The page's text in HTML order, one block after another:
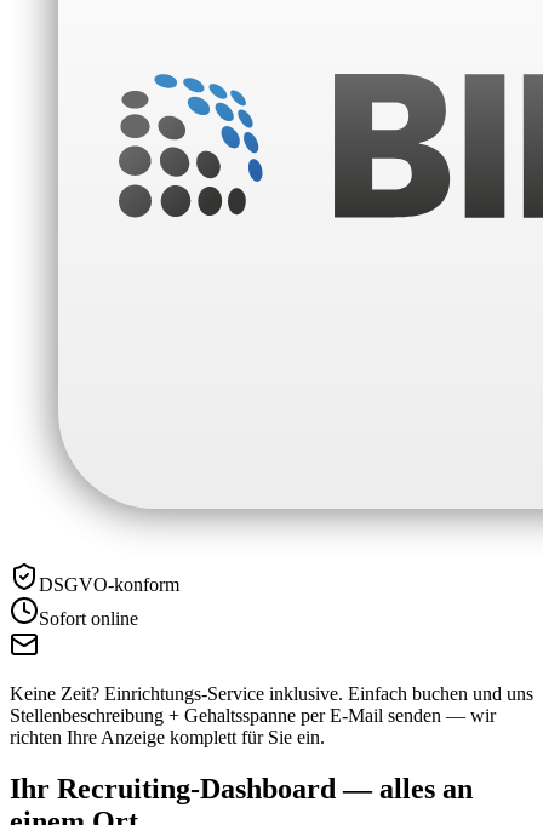
DSGVO-konform
Sofort online
Keine Zeit? Einrichtungs-Service inklusive. Einfach buchen und uns
Stellenbeschreibung + Gehaltsspanne per E-Mail senden — wir
richten Ihre Anzeige komplett für Sie ein.
Ihr Recruiting-Dashboard — alles an